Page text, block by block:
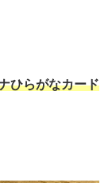
ひらがなカード